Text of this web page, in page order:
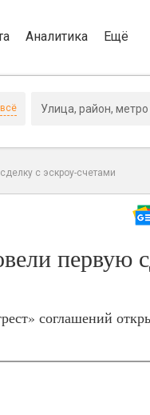
Аналитика Ещё
всё
с эскроу-счетами
первую
соглашений